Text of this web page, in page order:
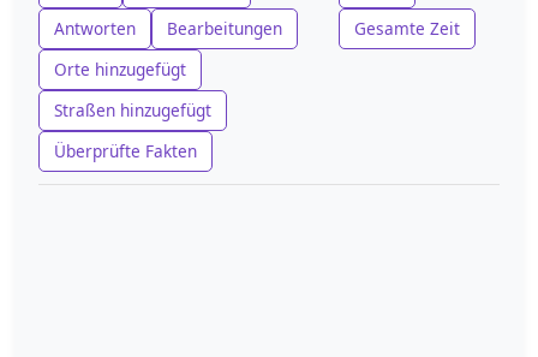
Antworten
Bearbeitungen
Orte hinzugefügt
Straßen hinzugefügt
Überprüfte Fakten
Gesamte Zeit